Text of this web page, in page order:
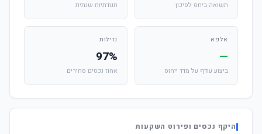
תשואה ביחס לסיכון תנודתיות שנתית
אלפא
—
ביצוע עודף על מדד ייחוס
נזילות
97%
אחוז נכסים סחירים
היקף נכסים ופירוט השקעות